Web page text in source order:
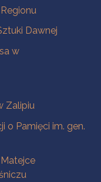
Dawnej
w
Zalipiu
o Pamięci im. gen.